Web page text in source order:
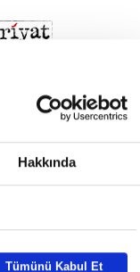
Hakkında
Tümünü Kabul Et